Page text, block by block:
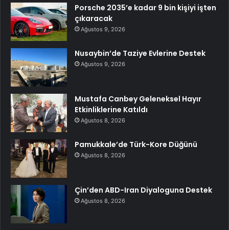
Porsche 2035’e kadar 9 bin kişiyi işten
çıkaracak
Ağustos 9, 2026
Nusaybin’de Taziye Evlerine Destek
Ağustos 9, 2026
Mustafa Canbey Geleneksel Hayır
Etkinliklerine Katıldı
Ağustos 8, 2026
Pamukkale’de Türk-Kore Düğünü
Ağustos 8, 2026
Çin’den ABD-Iran Diyaloguna Destek
Ağustos 8, 2026